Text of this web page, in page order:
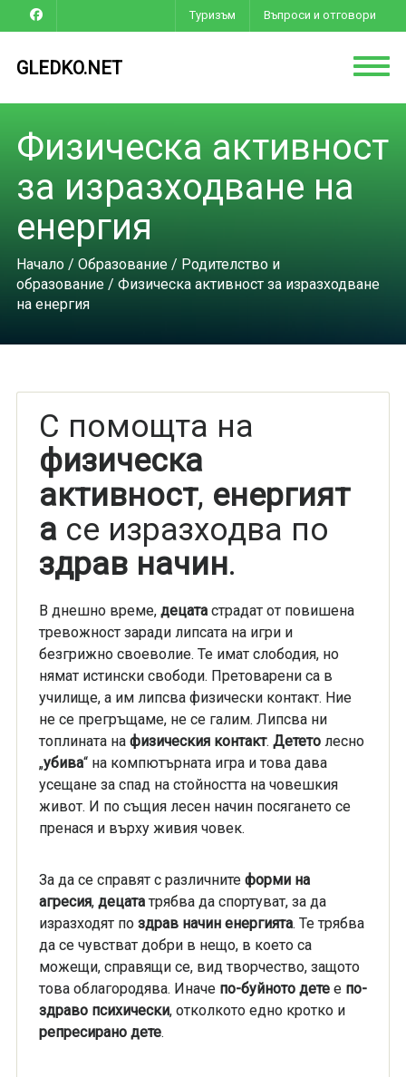
Туризъм Въпроси и отговори
GLEDKO.NET
Физическа активност
за изразходване на
енергия
Начало/ Образование/ Родителство и
образование/ Физическа активност за изразходване
на енергия
С помощта на
физическа
активност, енергият
а се изразходва по
здрав начин.
В днешно време, децатастрадат от повишена
тревожност заради липсата на игри и
безгрижно своеволие. Те имат слободия, но
нямат истински свободи. Претоварени са в
училище, а им липсва физически контакт. Ние
не се прегръщаме, не се галим. Липсва ни
топлината на физическия контакт. Дететолесно
„убива“ на компютърната игра и това дава
усещане за спад на стойността на човешкия
живот. И по същия лесен начин посягането се
пренася и върху живия човек.
За да се справят с различните форми на
агресия, децататрябва да спортуват, за да
изразходят по здрав начин енергията. Те трябва
да се чувстват добри в нещо, в което са
можещи, справящи се, вид творчество, защото
това облагородява. Иначе по-буйното детее по-
здраво психически, отколкото едно кротко и
репресирано дете.